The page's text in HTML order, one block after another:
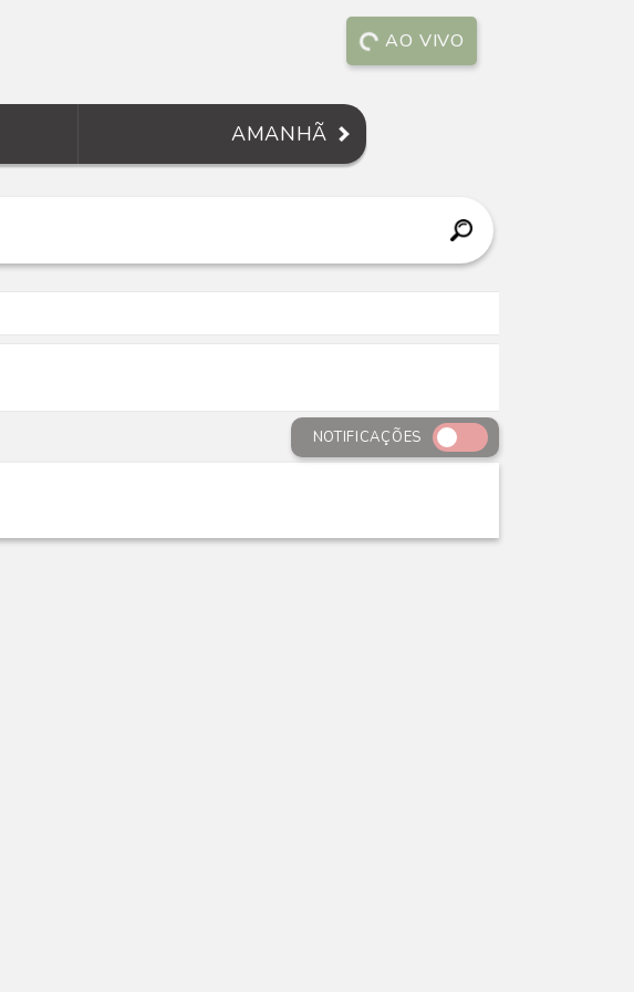
AO VIVO
AMANHÃ
NOTIFICAÇÕES